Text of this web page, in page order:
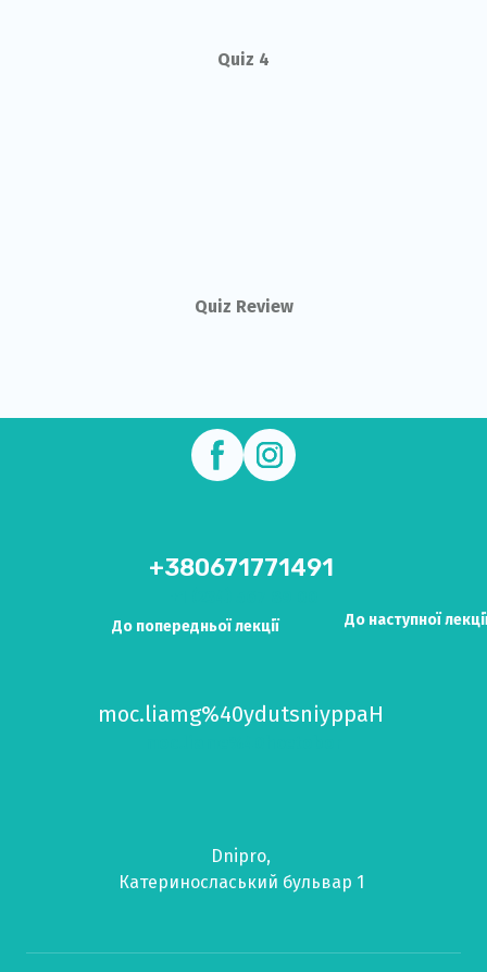
Quiz 4
Quiz Review
До попередньої лекції До наступної
+380671771491
moc.liamg%40ydutsniyppaH
Dnipro,
Катериносласький бульвар 1